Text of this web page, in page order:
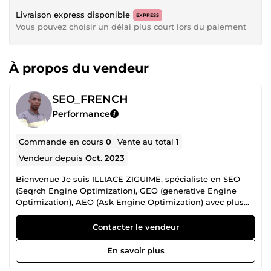
Livraison express disponible EXPRESS
Vous pouvez choisir un délai plus court lors du paiement
À propos du vendeur
SEO_FRENCH
Performance
Commande en cours0 Vente au total1
Vendeur depuisOct. 2023
Bienvenue Je suis ILLIACE ZIGUIME, spécialiste en SEO
(Seqrch Engine Optimization), GEO (generative Engine
Optimization), AEO (Ask Engine Optimization) avec plus
de 6 ans d'expertise. Ma mission ? Transformer votre
présence en ligne en un véritable levier de croissance en
positionnant vos mots-clés en TOP 1 sur Google. Grâce à
des stratégies précises, des outils avancés et une expertise
aiguisée, je rends le SEO accessible tout en garantissant
Contacter le vendeur
En savoir plus